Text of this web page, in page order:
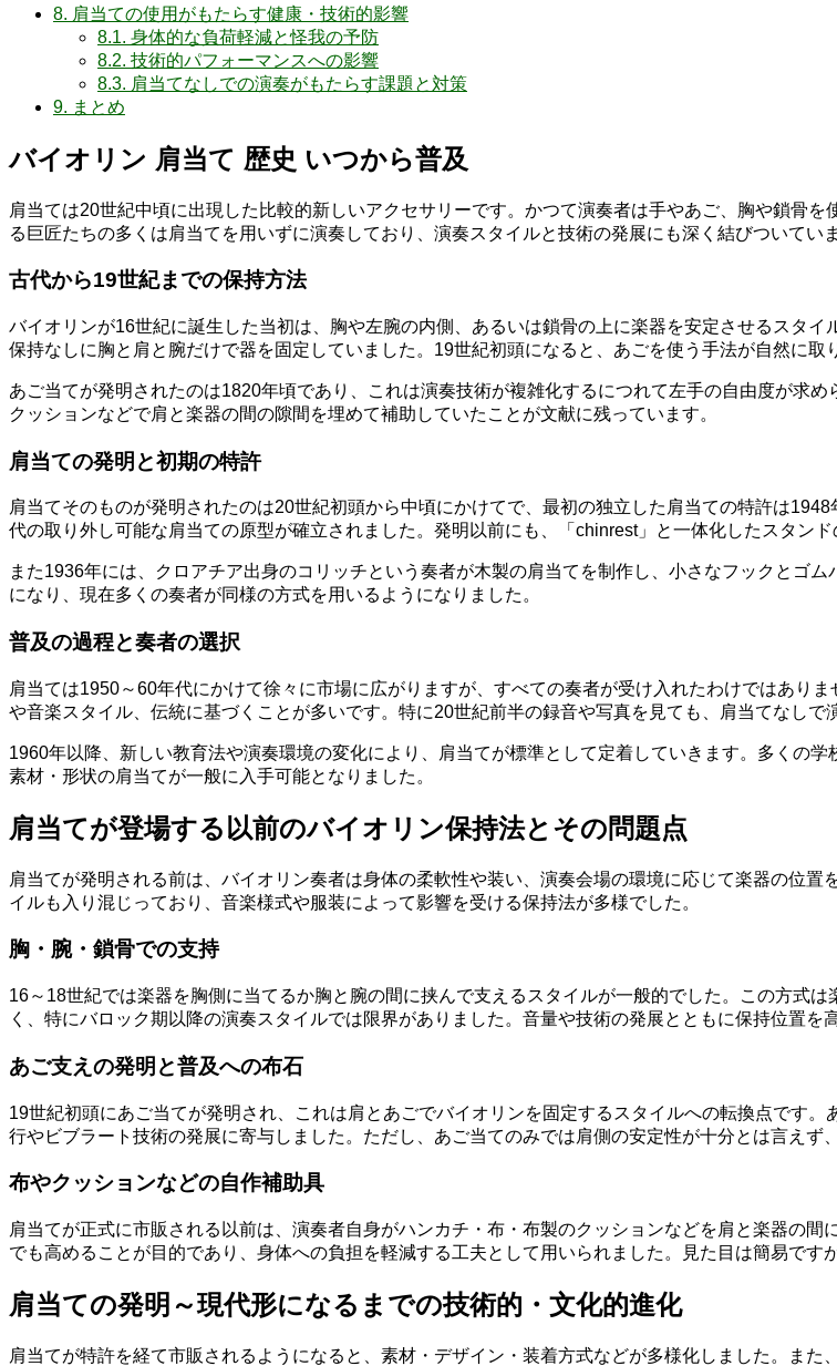
8. 肩当ての使用がもたらす健康・技術的影響
8.1. 身体的な負荷軽減と怪我の予防
8.2. 技術的パフォーマンスへの影響
8.3. 肩当てなしでの演奏がもたらす課題と対策
9. まとめ
バイオリン 肩当て 歴史 いつから普及
肩当ては20世紀中頃に出現した比較的新しいアクセサリーです。かつて演奏者は手やあご、胸や鎖骨
る巨匠たちの多くは肩当てを用いずに演奏しており、演奏スタイルと技術の発展にも深く結びついてい
古代から19世紀までの保持方法
バイオリンが16世紀に誕生した当初は、胸や左腕の内側、あるいは鎖骨の上に楽器を安定させるスタ
保持なしに胸と肩と腕だけで器を固定していました。19世紀初頭になると、あごを使う手法が自然に取
あご当てが発明されたのは1820年頃であり、これは演奏技術が複雑化するにつれて左手の自由度が求
クッションなどで肩と楽器の間の隙間を埋めて補助していたことが文献に残っています。
肩当ての発明と初期の特許
肩当てそのものが発明されたのは20世紀初頭から中頃にかけてで、最初の独立した肩当ての特許は
代の取り外し可能な肩当ての原型が確立されました。発明以前にも、「chinrest」と一体化したスタン
また1936年には、クロアチア出身のコリッチという奏者が木製の肩当てを制作し、小さなフックとゴ
になり、現在多くの奏者が同様の方式を用いるようになりました。
普及の過程と奏者の選択
肩当ては1950～60年代にかけて徐々に市場に広がりますが、すべての奏者が受け入れたわけではあり
や音楽スタイル、伝統に基づくことが多いです。特に20世紀前半の録音や写真を見ても、肩当てなしで
1960年以降、新しい教育法や演奏環境の変化により、肩当てが標準として定着していきます。多くの
素材・形状の肩当てが一般に入手可能となりました。
肩当てが登場する以前のバイオリン保持法とその問題点
肩当てが発明される前は、バイオリン奏者は身体の柔軟性や装い、演奏会場の環境に応じて楽器の位
イルも入り混じっており、音楽様式や服装によって影響を受ける保持法が多様でした。
胸・腕・鎖骨での支持
16～18世紀では楽器を胸側に当てるか胸と腕の間に挟んで支えるスタイルが一般的でした。この方式
く、特にバロック期以降の演奏スタイルでは限界がありました。音量や技術の発展とともに保持位置を
あご支えの発明と普及への布石
19世紀初頭にあご当てが発明され、これは肩とあごでバイオリンを固定するスタイルへの転換点です
行やビブラート技術の発展に寄与しました。ただし、あご当てのみでは肩側の安定性が十分とは言えず
布やクッションなどの自作補助具
肩当てが正式に市販される以前は、演奏者自身がハンカチ・布・布製のクッションなどを肩と楽器の
でも高めることが目的であり、身体への負担を軽減する工夫として用いられました。見た目は簡易です
肩当ての発明～現代形になるまでの技術的・文化的進化
肩当てが特許を経て市販されるようになると、素材・デザイン・装着方式などが多様化しました。ま